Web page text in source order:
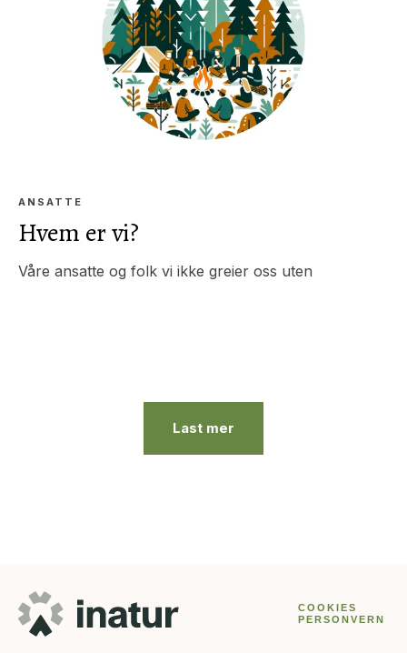
ANSATTE
Hvem er vi?
Våre ansatte og folk vi ikke greier oss uten
Last mer
COOKIES
PERSONVERN